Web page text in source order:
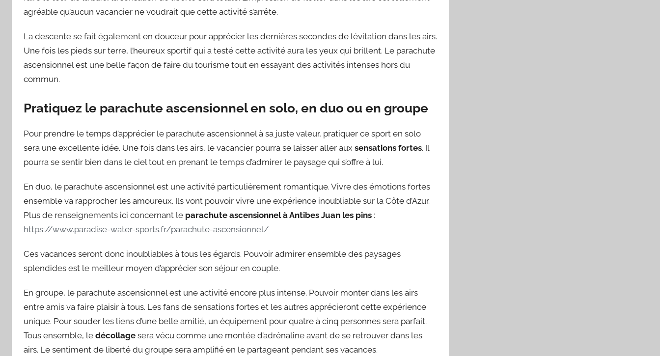
agréable qu’aucun vacancier ne voudrait que cette activité s’arrête.
La descente se fait également en douceur pour apprécier les dernières secondes de lévitation dans les airs.
Une fois les pieds sur terre, l’heureux sportif qui a testé cette activité aura les yeux qui brillent. Le parachute
ascensionnel est une belle façon de faire du tourisme tout en essayant des activités intenses hors du
commun.
Pratiquez le parachute ascensionnel en solo, en duo ou en groupe
Pour prendre le temps d’apprécier le parachute ascensionnel à sa juste valeur, pratiquer ce sport en solo
sera une excellente idée. Une fois dans les airs, le vacancier pourra se laisser aller aux sensations fortes. Il
pourra se sentir bien dans le ciel tout en prenant le temps d’admirer le paysage qui s’offre à lui.
En duo, le parachute ascensionnel est une activité particulièrement romantique. Vivre des émotions fortes
ensemble va rapprocher les amoureux. Ils vont pouvoir vivre une expérience inoubliable sur la Côte d’Azur.
Plus de renseignements ici concernant le parachute ascensionnel à Antibes Juan les pins :
https://www.paradise-water-sports.fr/parachute-ascensionnel/
Ces vacances seront donc inoubliables à tous les égards. Pouvoir admirer ensemble des paysages
splendides est le meilleur moyen d’apprécier son séjour en couple.
En groupe, le parachute ascensionnel est une activité encore plus intense. Pouvoir monter dans les airs
entre amis va faire plaisir à tous. Les fans de sensations fortes et les autres apprécieront cette expérience
unique. Pour souder les liens d’une belle amitié, un équipement pour quatre à cinq personnes sera parfait.
Tous ensemble, le décollage sera vécu comme une montée d’adrénaline avant de se retrouver dans les
airs. Le sentiment de liberté du groupe sera amplifié en le partageant pendant ses vacances.